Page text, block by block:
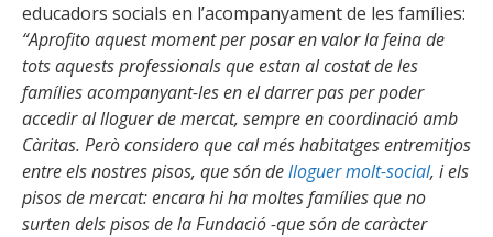
educadors socials en l’acompanyament de les famílies:
“Aprofito aquest moment per posar en valor la feina de
tots aquests professionals que estan al costat de les
famílies acompanyant-les en el darrer pas per poder
accedir al lloguer de mercat, sempre en coordinació amb
Càritas. Però considero que cal més habitatges entremitjos
entre els nostres pisos, que són delloguer molt-social, i els
pisos de mercat: encara hi ha moltes famílies que no
surten dels pisos de la Fundació -que són de caràcter